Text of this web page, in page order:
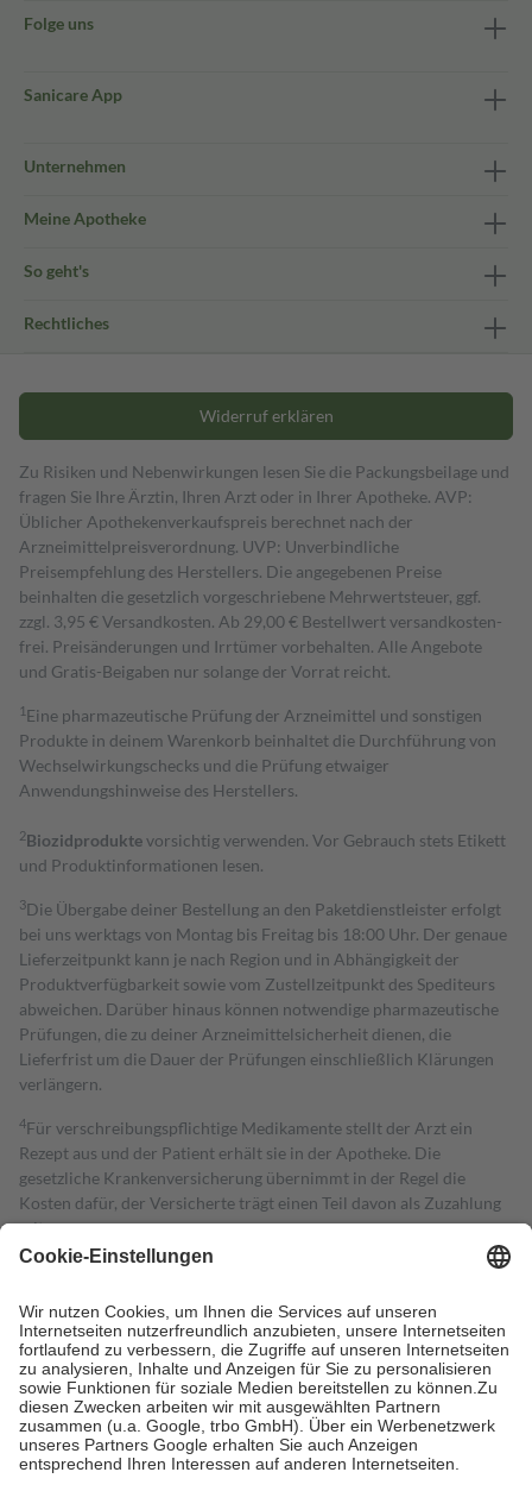
Folge uns
Sanicare App
Unternehmen
Meine Apotheke
So geht's
Rechtliches
Widerruf erklären
Zu Risiken und Nebenwirkungen lesen Sie die Packungsbeilage und
fragen Sie Ihre Ärztin, Ihren Arzt oder in Ihrer Apotheke. AVP:
Üblicher Apothekenverkaufspreis berechnet nach der
Arzneimittelpreisverordnung. UVP: Unverbindliche
Preisempfehlung des Herstellers. Die angegebenen Preise
beinhalten die gesetzlich vorgeschriebene Mehrwertsteuer, ggf.
zzgl. 3,95 € Versandkosten. Ab 29,00 € Bestell­wert versand­kosten­
frei. Preisänderungen und Irrtümer vorbehalten. Alle Angebote
und Gratis-Beigaben nur solange der Vorrat reicht.
1 Eine pharmazeutische Prüfung der Arzneimittel und sonstigen
Produkte in deinem Warenkorb beinhaltet die Durchführung von
Wechselwirkungschecks und die Prüfung etwaiger
Anwendungshinweise des Herstellers.
2Biozidproduktevorsichtig verwenden. Vor Gebrauch stets Etikett
und Produktinformationen lesen.
3Die Übergabe deiner Bestellung an den Paketdienstleister erfolgt
bei uns werktags von Montag bis Freitag bis 18:00 Uhr. Der genaue
Lieferzeitpunkt kann je nach Region und in Abhängigkeit der
Produktverfügbarkeit sowie vom Zustellzeitpunkt des Spediteurs
abweichen. Darüber hinaus können notwendige pharmazeutische
Prüfungen, die zu deiner Arzneimittelsicherheit dienen, die
Lieferfrist um die Dauer der Prüfungen einschließlich Klärungen
verlängern.
4Für verschreibungspflichtige Medikamente stellt der Arzt ein
Rezept aus und der Patient erhält sie in der Apotheke. Die
gesetzliche Krankenversicherung übernimmt in der Regel die
Kosten dafür, der Versicherte trägt einen Teil davon als Zuzahlung
mit.
Grundsätzlich leisten Mitglieder Zuzahlungen in Höhe von zehn
höchstens zehn Euro.
Es sind jedoch nie mehr als die tatsächlichen
Kosten der Leistung zu entrichten.
Diese Regeln gelten grundsätzlich auch für Online-Apotheken.
Bei Heilmitteln und häuslicher Krankenpflege beträgt die
Zuzahlung zehn Prozent der Kosten sowie zehn Euro je
Verordnung.
Um das Engagement der Versicherten für ihre eigene Gesundheit zu
stärken und die besondere Stellung der Familie zu unterstützen,